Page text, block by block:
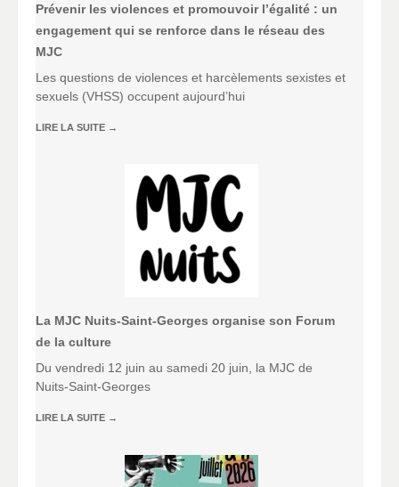
Prévenir les violences et promouvoir l’égalité : un
engagement qui se renforce dans le réseau des
MJC
Les questions de violences et harcèlements sexistes et
sexuels (VHSS) occupent aujourd’hui
LIRE LA SUITE →
La MJC Nuits-Saint-Georges organise son Forum
de la culture
Du vendredi 12 juin au samedi 20 juin, la MJC de
Nuits-Saint-Georges
LIRE LA SUITE →